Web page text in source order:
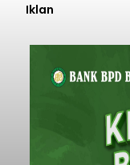
Iklan